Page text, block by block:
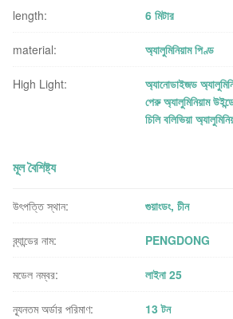
length: 6 মিটার
material: অ্যালুমিনিয়াম পিণ্ড
High Light: অ্যানোডাইজড
পেরু অ্যালুমিনিয়াম
চিলি বলিভিয়া
মূল বৈশিষ্ট্য
উৎপত্তি স্থান: গুয়াংডং, চীন
ব্র্যান্ডের নাম: PENGDONG
মডেল নম্বর: লাইনা 25
ন্যূনতম অর্ডার পরিমাণ: 13 টন